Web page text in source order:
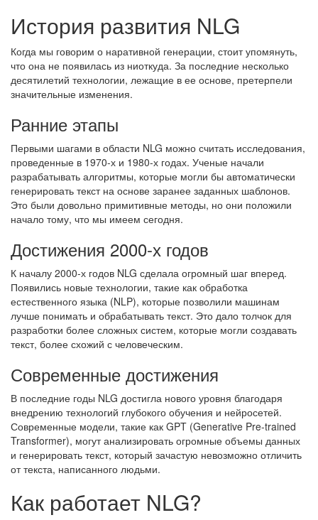
История развития NLG
Когда мы говорим о наративной генерации, стоит упомянуть,
что она не появилась из ниоткуда. За последние несколько
десятилетий технологии, лежащие в ее основе, претерпели
значительные изменения.
Ранние этапы
Первыми шагами в области NLG можно считать исследования,
проведенные в 1970-х и 1980-х годах. Ученые начали
разрабатывать алгоритмы, которые могли бы автоматически
генерировать текст на основе заранее заданных шаблонов.
Это были довольно примитивные методы, но они положили
начало тому, что мы имеем сегодня.
Достижения 2000-х годов
К началу 2000-х годов NLG сделала огромный шаг вперед.
Появились новые технологии, такие как обработка
естественного языка (NLP), которые позволили машинам
лучше понимать и обрабатывать текст. Это дало толчок для
разработки более сложных систем, которые могли создавать
текст, более схожий с человеческим.
Современные достижения
В последние годы NLG достигла нового уровня благодаря
внедрению технологий глубокого обучения и нейросетей.
Современные модели, такие как GPT (Generative Pre-trained
Transformer), могут анализировать огромные объемы данных
и генерировать текст, который зачастую невозможно отличить
от текста, написанного людьми.
Как работает NLG?